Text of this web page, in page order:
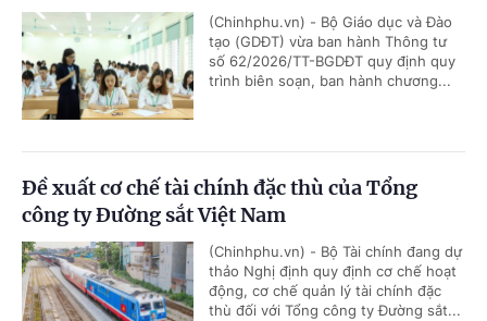
(Chinhphu.vn) - Bộ Giáo dục và Đào
tạo (GDĐT) vừa ban hành Thông tư
số 62/2026/TT-BGDĐT quy định quy
trình biên soạn, ban hành chương...
Đề xuất cơ chế tài chính đặc thù của Tổng
công ty Đường sắt Việt Nam
(Chinhphu.vn) - Bộ Tài chính đang dự
thảo Nghị định quy định cơ chế hoạt
động, cơ chế quản lý tài chính đặc
thù đối với Tổng công ty Đường sắt...